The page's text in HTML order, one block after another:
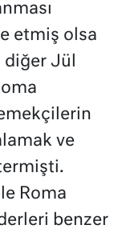
etmiş olsa
diğer Jül
ve
Roma
benzer